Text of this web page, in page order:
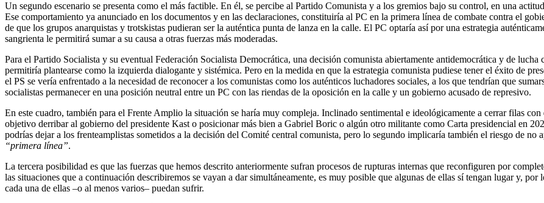
Un segundo escenario se presenta como el más factible. En él, se percibe al Partido Comunista y a los gremios bajo su control, en una
Ese comportamiento ya anunciado en los documentos y en las declaraciones, constituiría al PC en la primera línea de combate contra el
de que los grupos anarquistas y trotskistas pudieran ser la auténtica punta de lanza en la calle. El PC optaría así por una estrategia
sangrienta le permitirá sumar a su causa a otras fuerzas más moderadas.
Para el Partido Socialista y su eventual Federación Socialista Democrática, una decisión comunista abiertamente antidemocrática y de
permitiría plantearse como la izquierda dialogante y sistémica. Pero en la medida en que la estrategia comunista pudiese tener el éxito de
el PS se vería enfrentado a la necesidad de reconocer a los comunistas como los auténticos luchadores sociales, a los que tendrían que
socialistas permanecer en una posición neutral entre un PC con las riendas de la oposición en la calle y un gobierno acusado de represivo.
En este cuadro, también para el Frente Amplio la situación se haría muy compleja. Inclinado sentimental e ideológicamente a cerrar filas
objetivo derribar al gobierno del presidente Kast o posicionar más bien a Gabriel Boric o algún otro militante como Carta presidencial en
podrías dejar a los frenteamplistas sometidos a la decisión del Comité central comunista, pero lo segundo implicaría también el riesgo de no
“primera línea”.
La tercera posibilidad es que las fuerzas que hemos descrito anteriormente sufran procesos de rupturas internas que reconfiguren por
las situaciones que a continuación describiremos se vayan a dar simultáneamente, es muy posible que algunas de ellas sí tengan lugar y,
cada una de ellas –o al menos varios– puedan sufrir.